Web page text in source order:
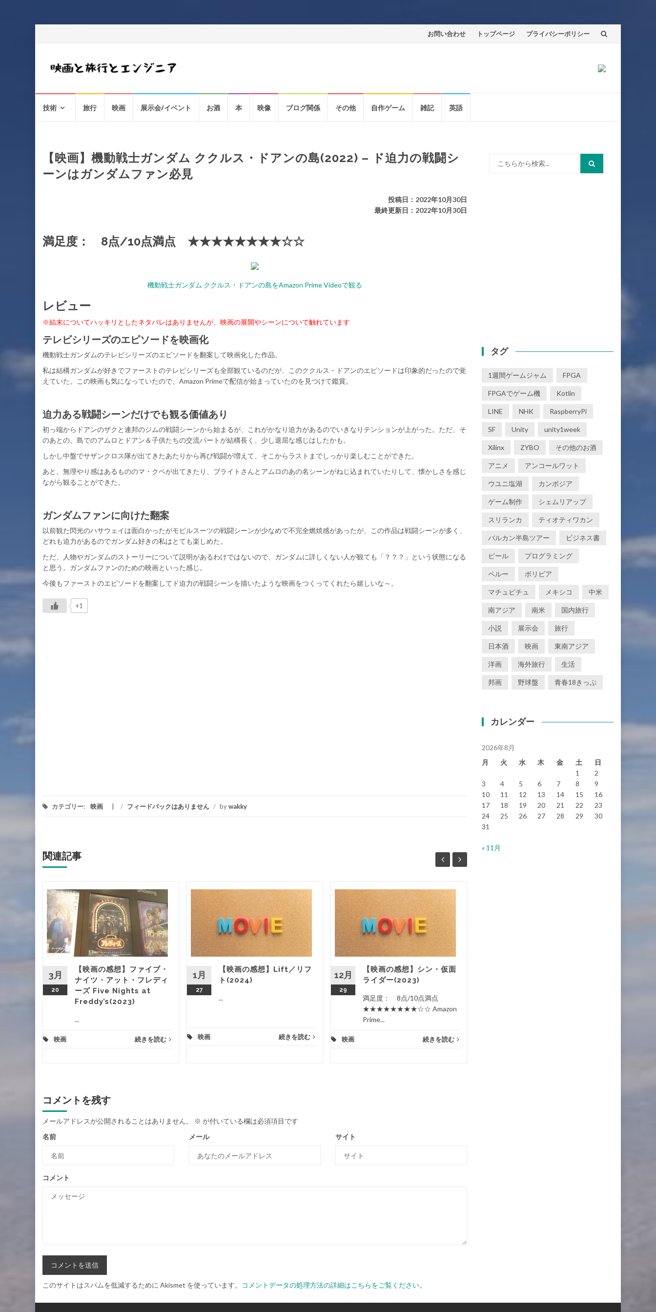
コ
ツ
キ
プ
お問い合わせ トップページ プライバシーポリシー
技術 旅行 映画 展示会/イベント お酒 本 映像 ブログ関係 その他 自作ゲーム 雑記 英語
【映画】機動戦士ガンダム ククルス・ドアンの島(2022) – ド迫力の戦闘シ
ーンはガンダムファン必見
投稿日：2022年10月30日
最終更新日：2022年10月30日
満足度： 8点/10点満点 ★★★★★★★★☆☆
機動戦士ガンダム ククルス・ドアンの島をAmazon Prime Videoで観る
レビュー
※結末についてハッキリとしたネタバレはありませんが、映画の展開やシーンについて触れています
テレビシリーズのエピソードを映画化
機動戦士ガンダムのテレビシリーズのエピソードを翻案して映画化した作品。
私は結構ガンダムが好きでファーストのテレビシリーズも全部観ているのだが、このククルス・ドアンのエピソードは印象的だったので覚
えていた。この映画も気になっていたので、Amazon Primeで配信が始まっていたのを見つけて鑑賞。
迫力ある戦闘シーンだけでも観る価値あり
初っ端からドアンのザクと連邦のジムの戦闘シーンから始まるが、これがかなり迫力があるのでいきなりテンションが上がった。ただ、そ
のあとの、島でのアムロとドアン＆子供たちの交流パートが結構長く、少し退屈な感じはしたかも。
しかし中盤でサザンクロス隊が出てきたあたりから再び戦闘が増えて、そこからラストまでしっかり楽しむことができた。
あと、無理やり感はあるもののマ・クベが出てきたり、ブライトさんとアムロのあの名シーンがねじ込まれていたりして、懐かしさを感じ
ながら観ることができた。
ガンダムファンに向けた翻案
以前観た閃光のハサウェイは面白かったがモビルスーツの戦闘シーンが少なめで不完全燃焼感があったが、この作品は戦闘シーンが多く、
どれも迫力があるのでガンダム好きの私はとても楽しめた。
ただ、人物やガンダムのストーリーについて説明があるわけではないので、ガンダムに詳しくない人が観ても「？？？」という状態になる
と思う。ガンダムファンのための映画といった感じ。
今後もファーストのエピソードを翻案してド迫力の戦闘シーンを描いたような映画をつくってくれたら嬉しいな～。
+1
カテゴリー: 映画 / フィードバックはありません / bywakky
関連記事
3月
20
【映画の感想】ファイブ・
ナイツ・アット・フレディ
ーズ Five Nights at
Freddy’s(2023)
...
映画 続きを読む
1月
27
【映画の感想】Lift／リフ
ト(2024)
...
映画 続きを読む
12月
29
【映画の感想】シン・仮面
ライダー(2023)
満足度： 8点/10点満点
★★★★★★★★☆☆ Amazon
Prime...
映画 続きを読む
コメントを残す
メールアドレスが公開されることはありません。 ※ が付いている欄は必須項目です
名前 メール サイト
コメント
このサイトはスパムを低減するために Akismet を使っています。 コメントデータの処理方法の詳細はこちらをご覧ください。
タグ
1週間ゲームジャム FPGA
FPGAでゲーム機 Kotlin
LINE NHK RaspberryPi
SF Unity unity1week
Xilinx ZYBO その他のお酒
アニメ アンコールワット
ウユニ塩湖 カンボジア
ゲーム制作 シェムリアップ
スリランカ ティオティワカン
バルカン半島ツアー ビジネス書
ビール プログラミング
ペルー ボリビア
マチュピチュ メキシコ 中米
南アジア 南米 国内旅行
小説 展示会 旅行
日本酒 映画 東南アジア
洋画 海外旅行 生活
邦画 野球盤 青春18きっぷ
カレンダー
2026年8月
月
火 水 木 金 土
日
1
2
3
4 5 6 7 8
9
10
11 12 13 14 15
16
17
18 19 20 21 22
23
24
25 26 27 28 29
30
31
« 11月